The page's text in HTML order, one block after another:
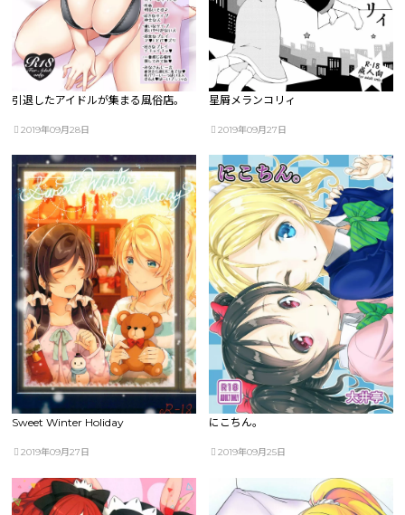
引退したアイドルが集まる風俗店。
2019年09月28日
星屑メランコリィ
2019年09月27日
Sweet Winter Holiday
2019年09月27日
にこちん。
2019年09月25日